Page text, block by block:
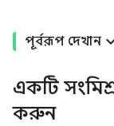
পূর্বরূপ দেখান
একটি
করুন